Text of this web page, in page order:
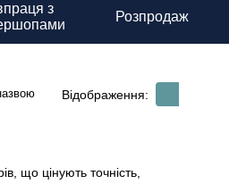
з
Розпродаж
Відображення:
що цінують точність,